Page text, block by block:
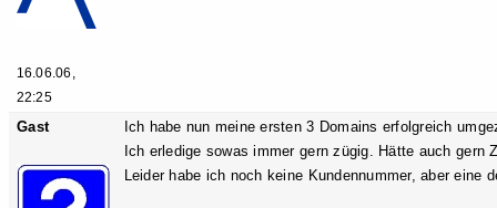
16.06.06,
22:25
Gast
Ich habe nun meine ersten 3 Domains erfolgreich
Ich erledige sowas immer gern zügig. Hätte auch gern
Leider habe ich noch keine Kundennummer, aber